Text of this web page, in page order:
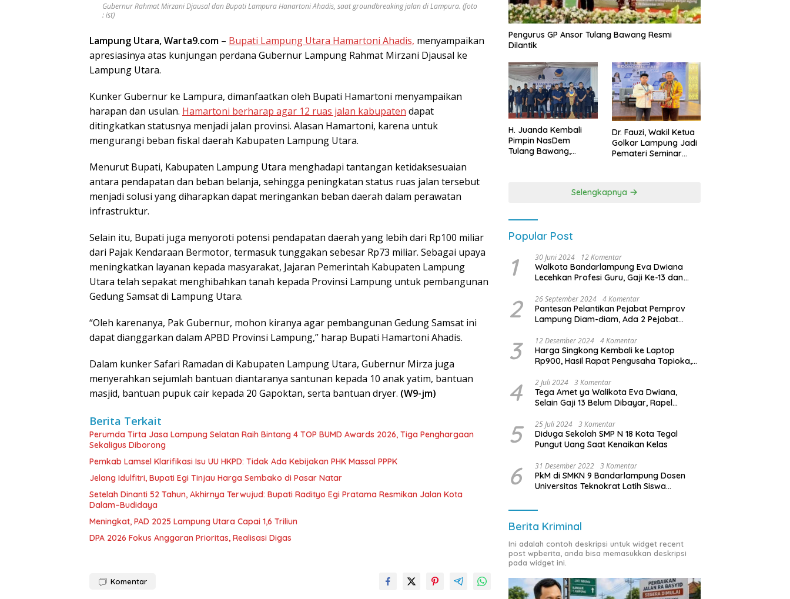
Gubernur Rahmat Mirzani Djausal dan Bupati Lampura Hanartoni Ahadis, saat groundbreaking jalan di Lampura. (foto
: ist)
Lampung Utara, Warta9.com – Bupati Lampung Utara Hamartoni Ahadis, menyampaikan
apresiasinya atas kunjungan perdana Gubernur Lampung Rahmat Mirzani Djausal ke
Lampung Utara.
Kunker Gubernur ke Lampura, dimanfaatkan oleh Bupati Hamartoni menyampaikan
harapan dan usulan. Hamartoni berharap agar 12 ruas jalan kabupaten dapat
ditingkatkan statusnya menjadi jalan provinsi. Alasan Hamartoni, karena untuk
mengurangi beban fiskal daerah Kabupaten Lampung Utara.
Menurut Bupati, Kabupaten Lampung Utara menghadapi tantangan ketidaksesuaian
antara pendapatan dan beban belanja, sehingga peningkatan status ruas jalan tersebut
menjadi solusi yang diharapkan dapat meringankan beban daerah dalam perawatan
infrastruktur.
Selain itu, Bupati juga menyoroti potensi pendapatan daerah yang lebih dari Rp100 miliar
dari Pajak Kendaraan Bermotor, termasuk tunggakan sebesar Rp73 miliar. Sebagai upaya
meningkatkan layanan kepada masyarakat, Jajaran Pemerintah Kabupaten Lampung
Utara telah sepakat menghibahkan tanah kepada Provinsi Lampung untuk pembangunan
Gedung Samsat di Lampung Utara.
“Oleh karenanya, Pak Gubernur, mohon kiranya agar pembangunan Gedung Samsat ini
dapat dianggarkan dalam APBD Provinsi Lampung,” harap Bupati Hamartoni Ahadis.
Dalam kunker Safari Ramadan di Kabupaten Lampung Utara, Gubernur Mirza juga
menyerahkan sejumlah bantuan diantaranya santunan kepada 10 anak yatim, bantuan
masjid, bantuan pupuk cair kepada 20 Gapoktan, serta bantuan dryer. (W9-jm)
Berita Terkait
Perumda Tirta Jasa Lampung Selatan Raih Bintang 4 TOP BUMD Awards 2026, Tiga Penghargaan
Sekaligus Diborong
Pemkab Lamsel Klarifikasi Isu UU HKPD: Tidak Ada Kebijakan PHK Massal PPPK
Jelang Idulfitri, Bupati Egi Tinjau Harga Sembako di Pasar Natar
Setelah Dinanti 52 Tahun, Akhirnya Terwujud: Bupati Radityo Egi Pratama Resmikan Jalan Kota
Dalam–Budidaya
Meningkat, PAD 2025 Lampung Utara Capai 1,6 Triliun
DPA 2026 Fokus Anggaran Prioritas, Realisasi Digas
Komentar
Pengurus GP Ansor Tulang Bawang Resmi
Dilantik
H. Juanda Kembali
Pimpin NasDem
Tulang Bawang,
Dr. Fauzi, Wakil Ketua
Golkar Lampung Jadi
Pemateri Seminar
Kebangsaan
Selengkapnya
Popular Post
1 30 Juni 2024 12 Komentar
Walkota Bandarlampung Eva Dwiana
Lecehkan Profesi Guru, Gaji Ke-13 dan
2 26 September 2024 4 Komentar
Pantesan Pelantikan Pejabat Pemprov
Lampung Diam-diam, Ada 2 Pejabat
3 12 Desember 2024 4 Komentar
Harga Singkong Kembali ke Laptop
Rp900, Hasil Rapat Pengusaha Tapioka,
Lampung
4 2 Juli 2024 3 Komentar
Tega Amet ya Walikota Eva Dwiana,
Selain Gaji 13 Belum Dibayar, Rapel
Dibayar
5 25 Juli 2024 3 Komentar
Diduga Sekolah SMP N 18 Kota Tegal
Pungut Uang Saat Kenaikan Kelas
6 31 Desember 2022 3 Komentar
PkM di SMKN 9 Bandarlampung Dosen
Universitas Teknokrat Latih Siswa
Berita Kriminal
Ini adalah contoh deskripsi untuk widget recent
post wpberita, anda bisa memasukkan deskripsi
pada widget ini.